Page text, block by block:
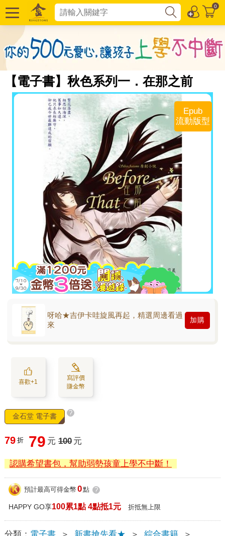
0
【電子書】秋色系列一．在那之前
Epub
流動版型
呀哈★吉伊卡哇旋風再起，精選周邊看過
來
加購
喜歡+1
寫評價
賺金幣
金石堂 電子書 ?
79 折 79 元 100 元
認購希望書包，幫助弱勢孩童上學不中斷！
預計最高可得金幣 0點 ?
HAPPY GO享100累1點 4點抵1元 折抵無上限
分類： 電子書 ＞ 新書搶先看★ ＞ 綜合書籍 ＞